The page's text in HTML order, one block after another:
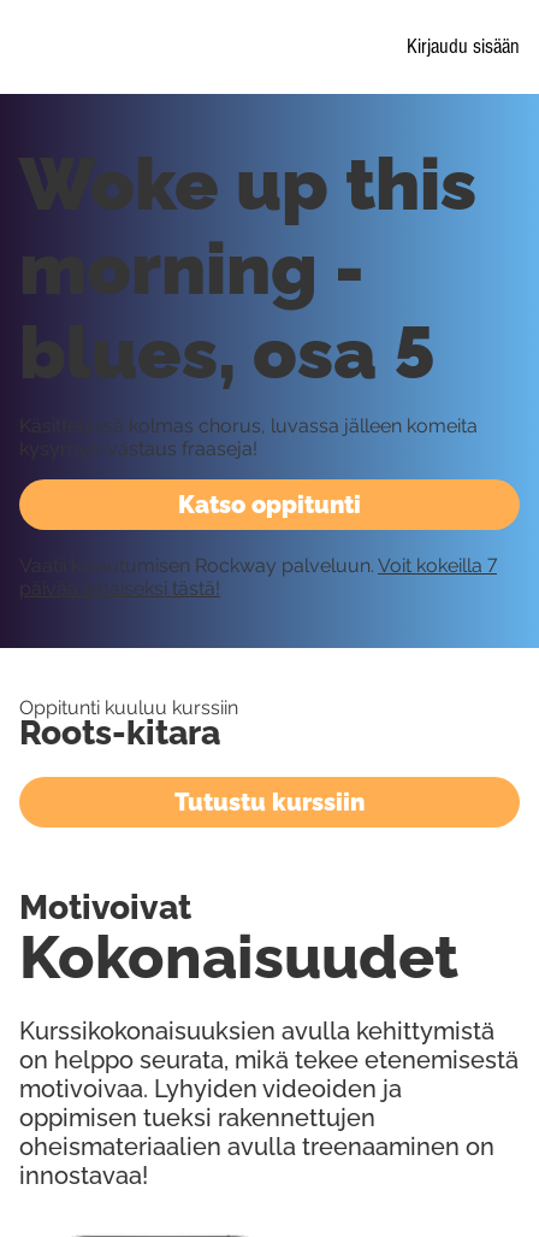
Kirjaudu sisään
Katso oppitunti
Woke up this
morning -
blues, osa 5
Käsittelyssä kolmas chorus, luvassa jälleen komeita
kysymys-vastaus fraaseja!
Vaatii kirjautumisen Rockway palveluun. Voit kokeilla 7
päivää ilmaiseksi tästä!
Oppitunti kuuluu kurssiin
Roots-kitara
Tutustu kurssiin
Kurssikokonaisuuksien avulla kehittymistä
on helppo seurata, mikä tekee etenemisestä
motivoivaa. Lyhyiden videoiden ja
oppimisen tueksi rakennettujen
oheismateriaalien avulla treenaaminen on
innostavaa!
Kokonaisuudet
Motivoivat